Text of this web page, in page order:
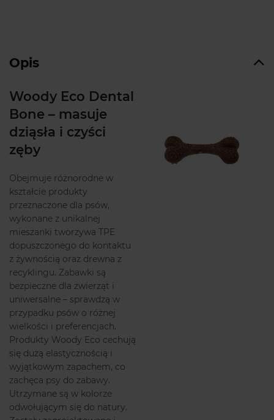
Opis
Woody Eco Dental
Bone – masuje
dziąsła i czyści
zęby
Obejmuje różnorodne w
kształcie produkty
przeznaczone dla psów,
wykonane z unikalnej
mieszanki tworzywa TPE
dopuszczonego do kontaktu
z żywnością oraz drewna z
recyklingu. Zabawki są
bezpieczne dla zwierząt i
uniwersalne – sprawdzą w
przypadku psów o różnej
wielkości i preferencjach.
Produkty Woody Eco cechują
się dużą elastycznością i
wyjątkowym zapachem, co
zachęca psy do zabawy.
Utrzymane są w kolorze
odwołującym się do natury.